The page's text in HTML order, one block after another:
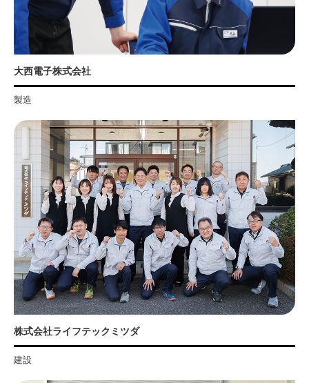
大西電子株式会社
製造
株式会社ライフテックミツダ
建設